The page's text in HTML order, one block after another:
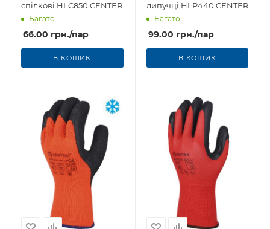
спілкові HLC850 CENTER
Багато
66.00 грн./пар
В КОШИК
липучці HLP440 CENTER
Багато
99.00 грн./пар
В КОШИК